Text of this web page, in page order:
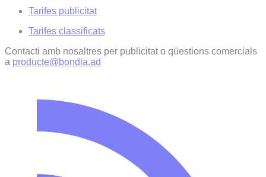
Tarifes publicitat
Tarifes classificats
Contacti amb nosaltres per publicitat o qüestions comercials
a producte@bondia.ad